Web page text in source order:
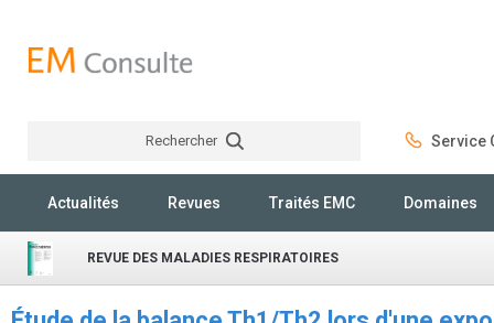
Rechercher Service
Actualités Revues Traités EMC Domaines
REVUE DES MALADIES RESPIRATOIRES